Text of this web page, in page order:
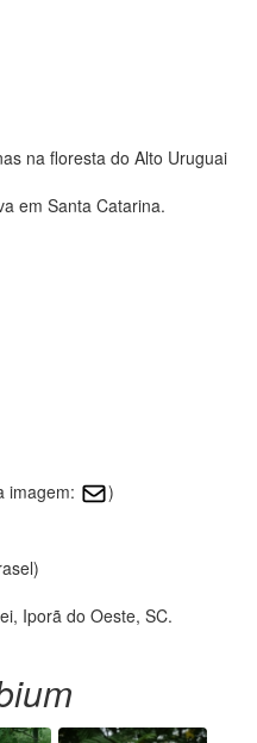
na floresta do Alto Uruguai
em Santa Catarina.
imagem:
)
Iporã do Oeste, SC.